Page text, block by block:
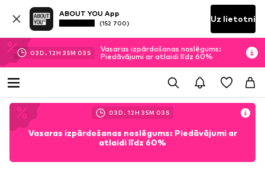
ABOUT YOU App
(152 700) Uz lietotni
03D. 12H 35M 01 S
Vasaras izpārdošanas noslēgums:
Piedāvājumi ar atlaidi līdz 60%
03D. 12H 35M 01 S
Vasaras izpārdošanas noslēgums: Piedāvājumi ar
atlaidi līdz 60%